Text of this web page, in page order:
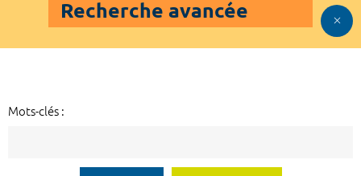
Recherche avancée
Mots-clés :